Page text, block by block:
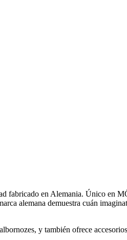
fabricado en Alemania. Único en
alemana demuestra cuán
y también ofrece